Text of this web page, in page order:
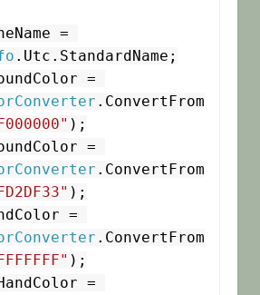
.Utc.StandardName;
.ConvertFrom
);
.ConvertFrom
);
.ConvertFrom
);